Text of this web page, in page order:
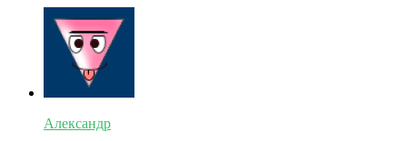
Александр